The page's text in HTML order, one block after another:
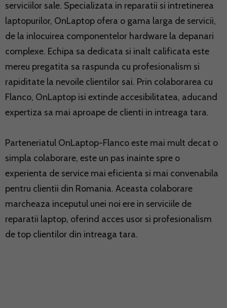
serviciilor sale. Specializata in reparatii si intretinerea
laptopurilor, OnLaptop ofera o gama larga de servicii,
de la inlocuirea componentelor hardware la depanari
complexe. Echipa sa dedicata si inalt calificata este
mereu pregatita sa raspunda cu profesionalism si
rapiditate la nevoile clientilor sai. Prin colaborarea cu
Flanco, OnLaptop isi extinde accesibilitatea, aducand
expertiza sa mai aproape de clienti in intreaga tara.
Parteneriatul OnLaptop-Flanco este mai mult decat o
simpla colaborare, este un pas inainte spre o
experienta de service mai eficienta si mai convenabila
pentru clientii din Romania. Aceasta colaborare
marcheaza inceputul unei noi ere in serviciile de
reparatii laptop, oferind acces usor si profesionalism
de top clientilor din intreaga tara.